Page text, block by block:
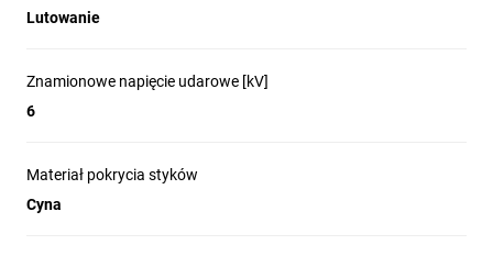
Lutowanie
Znamionowe napięcie udarowe [kV]
6
Materiał pokrycia styków
Cyna